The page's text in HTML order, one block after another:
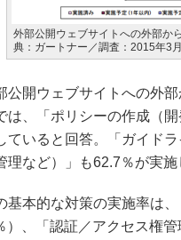
外部公開ウェブサイトへの外部か
典：ガートナー／調査：2015年3月
開ウェブサイトへの外
は、「ポリシーの作成（
ていると回答。「ガイド
理など）」も62.7％が実施
本的な対策の実施率は
）、「認証／アクセス権